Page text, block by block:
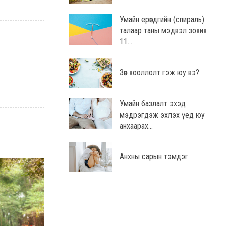
Умайн ерөндгийн (спираль)
талаар таны мэдвэл зохих
11...
Зөв хооллолт гэж юу вэ?
Умайн базлалт эхэд
мэдрэгдэж эхлэх үед юу
анхаарах...
Анхны сарын тэмдэг